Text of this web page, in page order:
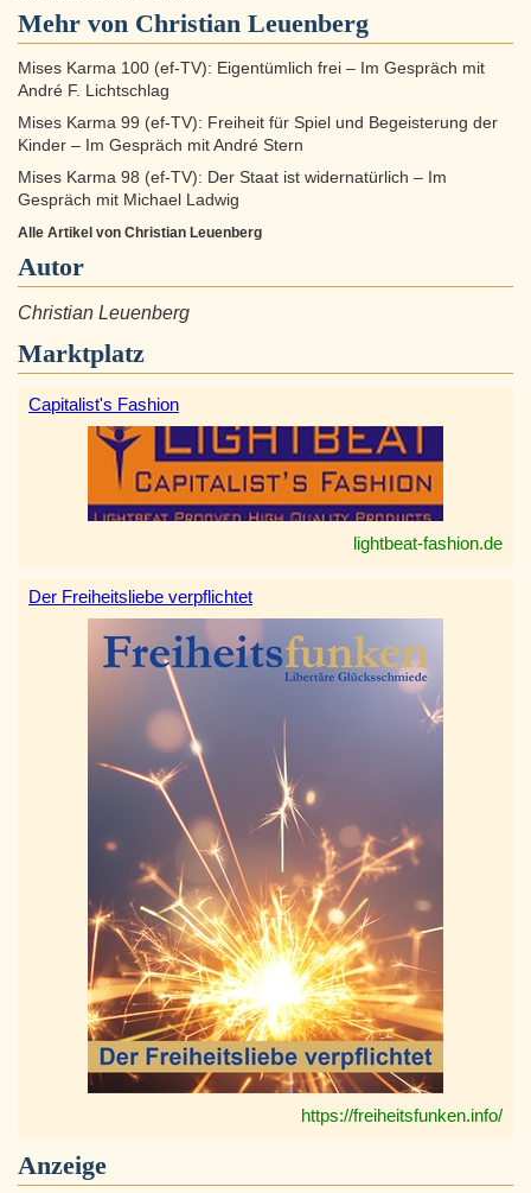
Mehr von Christian Leuenberg
Mises Karma 100 (ef-TV): Eigentümlich frei – Im Gespräch mit
André F. Lichtschlag
Mises Karma 99 (ef-TV): Freiheit für Spiel und Begeisterung der
Kinder – Im Gespräch mit André Stern
Mises Karma 98 (ef-TV): Der Staat ist widernatürlich – Im
Gespräch mit Michael Ladwig
Alle Artikel von Christian Leuenberg
Autor
Christian Leuenberg
Marktplatz
Capitalist's Fashion
lightbeat-fashion.de
Der Freiheitsliebe verpflichtet
https://freiheitsfunken.info/
Anzeige